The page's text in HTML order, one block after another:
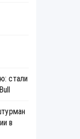
стали
в